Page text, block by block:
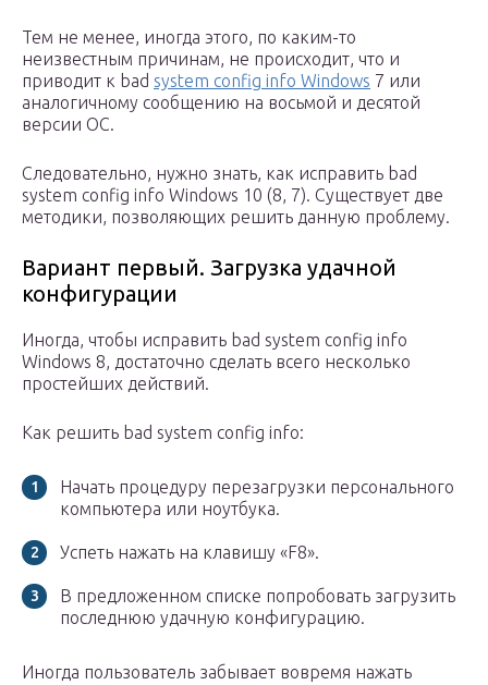
Тем не менее, иногда этого, по каким-то
неизвестным причинам, не происходит, что и
приводит к bad system config info Windows 7 или
аналогичному сообщению на восьмой и десятой
версии ОС.
Следовательно, нужно знать, как исправить bad
system config info Windows 10 (8, 7). Существует две
методики, позволяющих решить данную проблему.
Вариант первый. Загрузка удачной
конфигурации
Иногда, чтобы исправить bad system config info
Windows 8, достаточно сделать всего несколько
простейших действий.
Как решить bad system config info:
Начать процедуру перезагрузки персонального
компьютера или ноутбука.
Успеть нажать на клавишу «F8».
В предложенном списке попробовать загрузить
последнюю удачную конфигурацию.
Иногда пользователь забывает вовремя нажать